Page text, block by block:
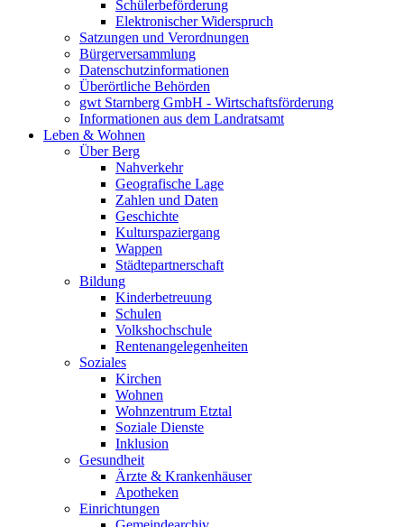
Schülerbeförderung
Elektronischer Widerspruch
Satzungen und Verordnungen
Bürgerversammlung
Datenschutzinformationen
Überörtliche Behörden
gwt Starnberg GmbH - Wirtschaftsförderung
Informationen aus dem Landratsamt
Leben & Wohnen
Über Berg
Nahverkehr
Geografische Lage
Zahlen und Daten
Geschichte
Kulturspaziergang
Wappen
Städtepartnerschaft
Bildung
Kinderbetreuung
Schulen
Volkshochschule
Rentenangelegenheiten
Soziales
Kirchen
Wohnen
Wohnzentrum Etztal
Soziale Dienste
Inklusion
Gesundheit
Ärzte & Krankenhäuser
Apotheken
Einrichtungen